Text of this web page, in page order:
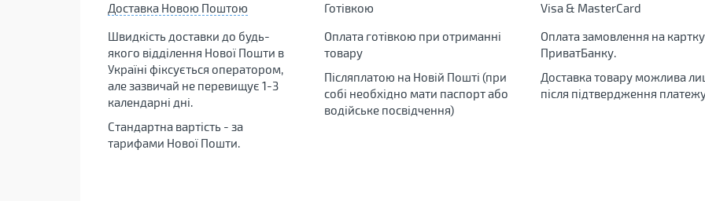
Доставка Новою Поштою
Швидкість доставки до будь-
якого відділення Нової Пошти в
Україні фіксується оператором,
але зазвичай не перевищує 1-3
календарні дні.
Стандартна вартість - за
тарифами Нової Пошти.
Готівкою
Оплата готівкою при отриманні
товару
Післяплатою на Новій Пошті (при
собі необхідно мати паспорт або
водійське посвідчення)
Visa & MasterCard
Оплата замовлення на картку
ПриватБанку.
Доставка товару можлива
після підтвердження